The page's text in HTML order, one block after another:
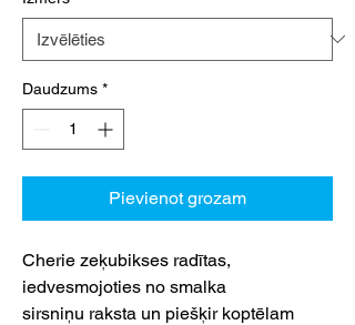
Daudzums *
Pievienot grozam
Cherie zeķubikses radītas,
iedvesmojoties no smalka
sirsniņu raksta un piešķir koptēlam